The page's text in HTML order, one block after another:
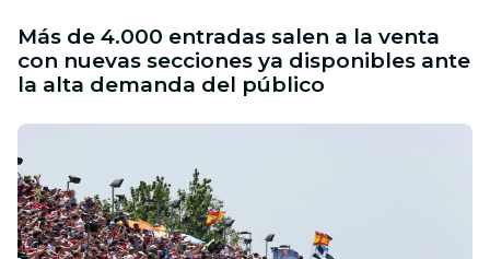
Más de 4.000 entradas salen a la venta
con nuevas secciones ya disponibles ante
la alta demanda del público